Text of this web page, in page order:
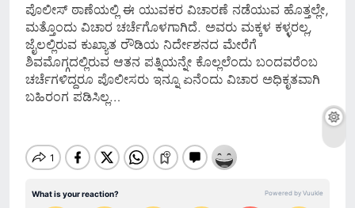
ಪೊಲೀಸ್ ಠಾಣೆಯಲ್ಲಿ ಈ ಯುವಕರ ವಿಚಾರಣೆ ನಡೆಯುವ ಹೊತ್ತಲ್ಲೇ,
ಮತ್ತೊಂದು ವಿಚಾರ ಚರ್ಚೆಗೊಳಗಾಗಿದೆ. ಅವರು ಮಕ್ಕಳ ಕಳ್ಳರಲ್ಲ,
ಜೈಲಲ್ಲಿರುವ ಕುಖ್ಯಾತ ರೌಡಿಯ ನಿರ್ದೇಶನದ ಮೇರೆಗೆ
ಶಿವಮೊಗ್ಗದಲ್ಲಿರುವ ಆತನ ಪತ್ನಿಯನ್ನೇ ಕೊಲ್ಲಲೆಂದು ಬಂದವರೆಂಬ
ಚರ್ಚೆಗಳಿದ್ದರೂ ಪೊಲೀಸರು ಇನ್ನೂ ಏನೆಂದು ವಿಚಾರ ಅಧಿಕೃತವಾಗಿ
ಬಹಿರಂಗ ಪಡಿಸಿಲ್ಲ…